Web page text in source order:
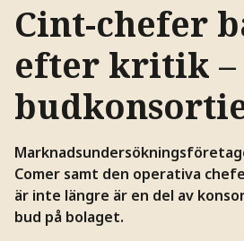
Cint-chefer
efter kritik
Comer samt den operativa
är inte längre är en del av
bud på bolaget.